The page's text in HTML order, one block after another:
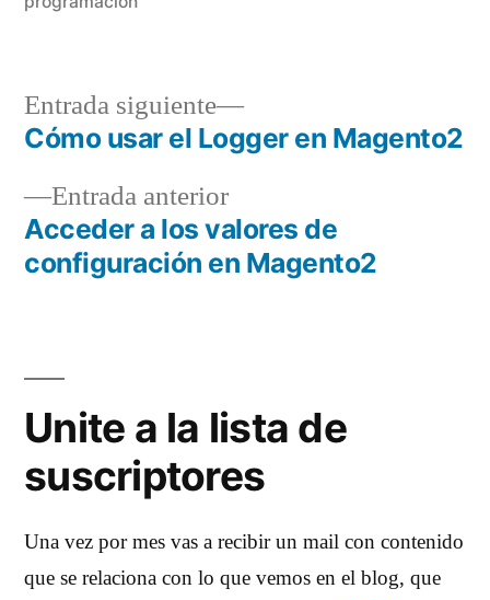
Navegación
de
entradas
Entrada anteriorEntrada
anterior:
Acceder a los valores de
configuración en Magento2
Entrada siguiente
Entrada
siguiente:
Cómo usar el Logger en Magento2
Unite a la lista de
suscriptores
Una vez por mes vas a recibir un mail con contenido
que se relaciona con lo que vemos en el blog, que